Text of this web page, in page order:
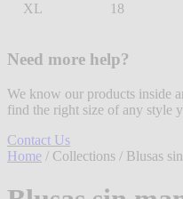
XL 18
Need more help?
We know our products inside
find the right size of any style
Contact Us
Home / Collections / Blusas